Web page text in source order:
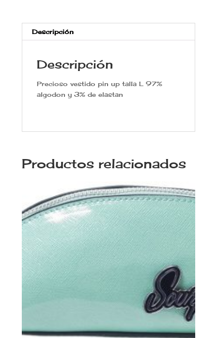
Descripción
Descripción
Precioso vestido pin up talla L 97%
algodon y 3% de elastan
Productos relacionados